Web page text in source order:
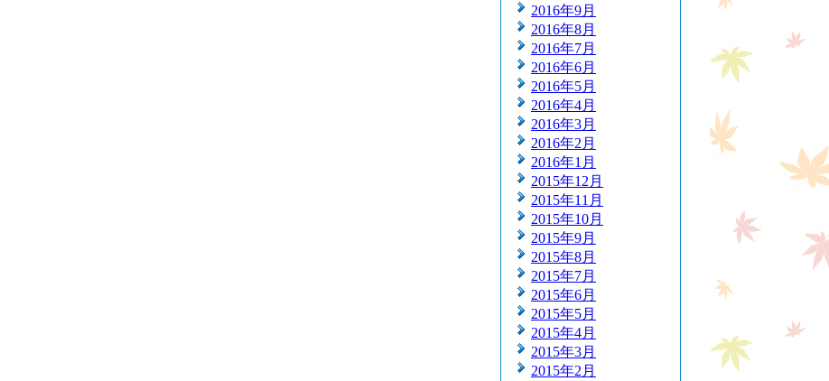
2016年9月
2016年8月
2016年7月
2016年6月
2016年5月
2016年4月
2016年3月
2016年2月
2016年1月
2015年12月
2015年11月
2015年10月
2015年9月
2015年8月
2015年7月
2015年6月
2015年5月
2015年4月
2015年3月
2015年2月